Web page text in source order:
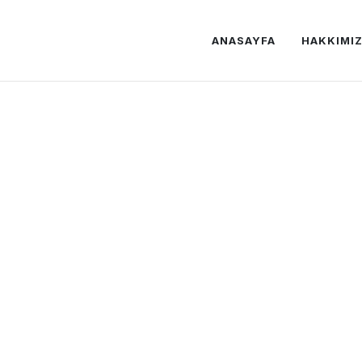
ANASAYFA